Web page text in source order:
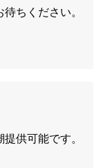
ちください。
供可能です。